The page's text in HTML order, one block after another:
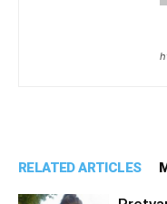
RELATED ARTICLES